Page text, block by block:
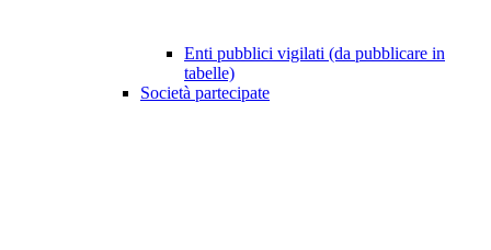
Enti pubblici vigilati (da pubblicare in
tabelle)
Società partecipate